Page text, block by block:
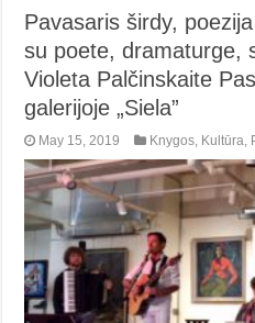
Pavasaris širdy,
su poete, dramaturge,
Violeta Palčinskaite
galerijoje „Siela”
May 15, 2019 Knygos, Kultūra,